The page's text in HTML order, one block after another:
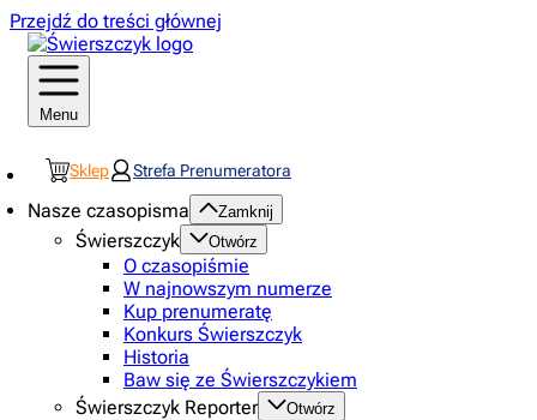
Przejdź do treści głównej
Menu
Sklep Strefa Prenumeratora
Nasze czasopisma Zamknij
Świerszczyk Otwórz
O czasopiśmie
W najnowszym numerze
Kup prenumeratę
Konkurs Świerszczyk
Historia
Baw się ze Świerszczykiem
Świerszczyk Reporter
Otwórz